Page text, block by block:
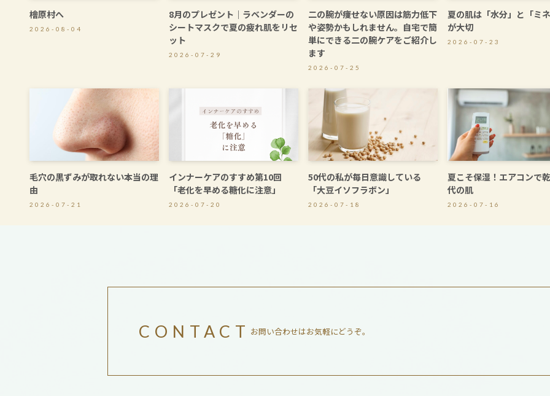
檜原村へ
2026-08-04
8月のプレゼント｜ラベンダーの
シートマスクで夏の疲れ肌をリセ
ット
2026-07-29
二の腕が痩せない原因は筋力低下
や姿勢かもしれません。自宅で簡
単にできる二の腕ケアをご紹介し
ます
2026-07-25
夏の肌は「水分」と「ミ
が大切
2026-07-23
毛穴の黒ずみが取れない本当の理
由
2026-07-21
インナーケアのすすめ第10回
「老化を早める糖化に注意」
2026-07-20
50代の私が毎日意識している
「大豆イソフラボン」
2026-07-18
夏こそ保湿！エアコンで
代の肌
2026-07-16
CONTACT お問い合わせはお気軽にどうぞ。